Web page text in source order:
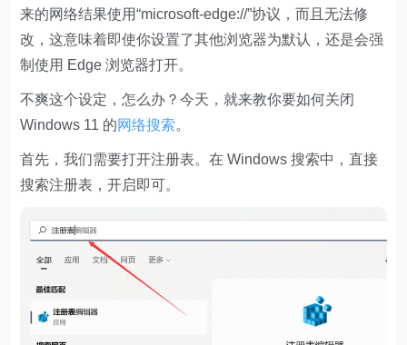
来的网络结果使用“microsoft-edge://”协议，而且无法修
改 ，这意味着即使你设置了其他浏览器为默认，还是会强
制使用 Edge 浏览器打开。
不爽这个设定，怎么办？今天，就来教你要如何关闭
Windows 11 的网络搜索。
首先，我们需要打开注册表。在 Windows 搜索中，直接
搜索注册表，开启即可。